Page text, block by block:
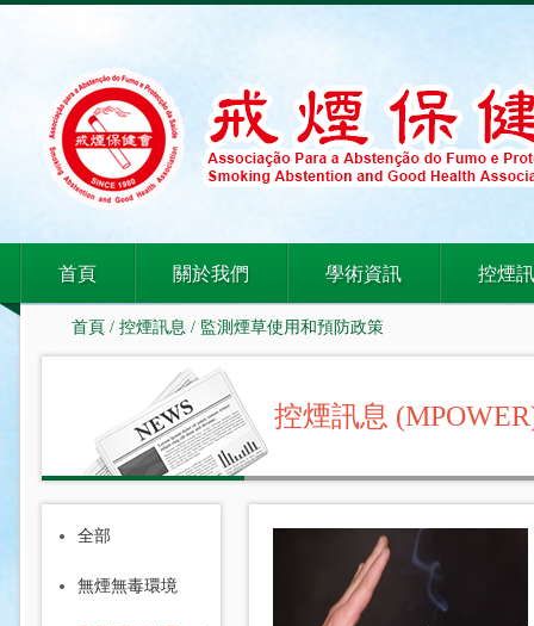
首頁 關於我們 學術資訊 控煙
首頁 / 控煙訊息 / 監測煙草使用和預防政策
控煙訊息
全部
無煙無毒環境